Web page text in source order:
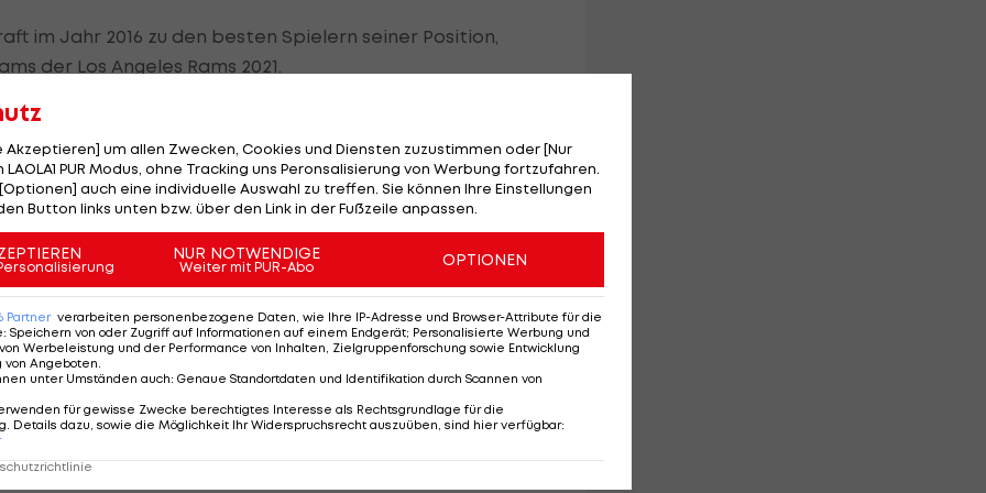
im Jahr 2016 zu den besten Spielern seiner Position,
der Los Angeles Rams 2021.
lassen, für ihn wird es zudem eine Rückkehr: Schon die
er in Miami.
Yards und acht Touchdowns einer der besseren Tight
heimste dafür seine erste Pro-Bowl-Nominierung
Akzeptieren] um allen Zwecken, Cookies und Diensten zuzustimmen oder [Nur
PUR Modus, ohne Tracking uns Peronsalisierung von Werbung fortzufahren.
auch eine individuelle Auswahl zu treffen. Sie können Ihre Einstellungen
Button links unten bzw. über den Link in der Fußzeile anpassen.
NUR NOTWENDIGE
Weiter mit PUR-Abo OPTIONEN
Partner verarbeiten personenbezogene Daten, wie Ihre IP-Adresse und Browser-Attribute für die
: Speichern von oder Zugriff auf Informationen auf einem Endgerät; Personalisierte Werbung und
Werbeleistung und der Performance von Inhalten, Zielgruppenforschung sowie Entwicklung
von Angeboten
unter Umständen auch: Genaue Standortdaten und Identifikation durch Scannen von
für gewisse Zwecke berechtigtes Interesse als Rechtsgrundlage für die
Details dazu, sowie die Möglichkeit Ihr Widerspruchsrecht auszuüben, sind hier verfügbar: